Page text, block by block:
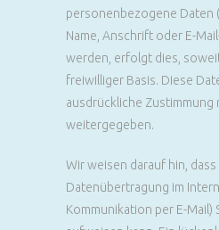
personenbezogene Daten
Name, Anschrift oder E-
werden, erfolgt dies,
freiwilliger Basis. Diese
ausdrückliche Zustimmung
weitergegeben.
Wir weisen darauf hin, dass
Datenübertragung im
Kommunikation per E-Mail)